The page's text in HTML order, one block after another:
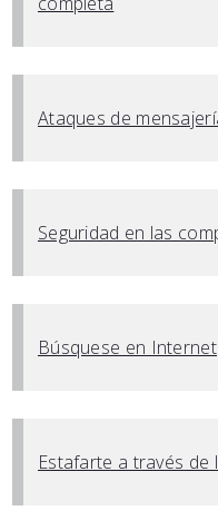
Ataques de
Seguridad en las
Búsquese en Internet
Estafarte a través de